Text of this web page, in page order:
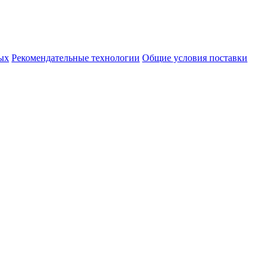
Рекомендательные технологии Общие условия поставки